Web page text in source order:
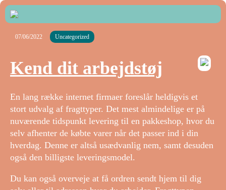
07/06/2022 Uncategorized
Kend dit arbejdstøj
En lang række internet firmaer foreslår heldigvis et
stort udvalg af fragttyper. Det mest almindelige er på
nuværende tidspunkt levering til en pakkeshop, hvor du
selv afhenter de købte varer når det passer ind i din
hverdag. Denne er altså usædvanlig nem, samt desuden
også den billigste leveringsmodel.
Du kan også overveje at få ordren sendt hjem til dig